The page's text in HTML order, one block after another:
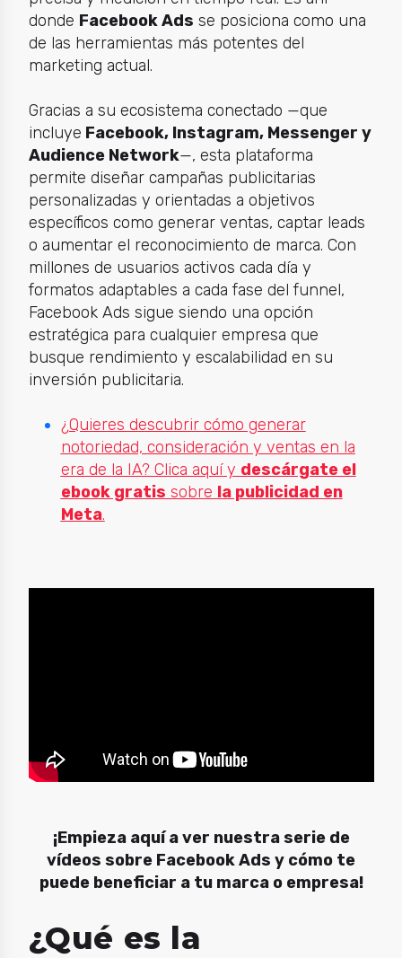
donde Facebook Ads se posiciona como una
de las herramientas más potentes del
marketing actual.
Gracias a su ecosistema conectado —que
incluye Facebook, Instagram, Messenger y
Audience Network—, esta plataforma
permite diseñar campañas publicitarias
personalizadas y orientadas a objetivos
específicos como generar ventas, captar leads
o aumentar el reconocimiento de marca. Con
millones de usuarios activos cada día y
formatos adaptables a cada fase del funnel,
Facebook Ads sigue siendo una opción
estratégica para cualquier empresa que
busque rendimiento y escalabilidad en su
inversión publicitaria.
¿Quieres descubrir cómo generar
notoriedad, consideración y ventas en la
era de la IA? Clica aquí y descárgate el
ebook gratis sobre la publicidad en
Meta.
¡Empieza aquí a ver nuestra serie de
vídeos sobre Facebook Ads y cómo te
puede beneficiar a tu marca o empresa!
¿Qué es la